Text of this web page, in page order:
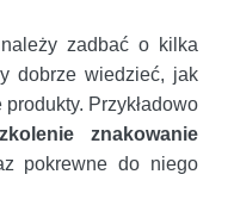
zadbać o kilka
dobrze wiedzieć, jak
Przykładowo
znakowanie
pokrewne do niego